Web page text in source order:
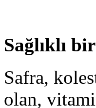
Sağlıklı
Safra,
olan,